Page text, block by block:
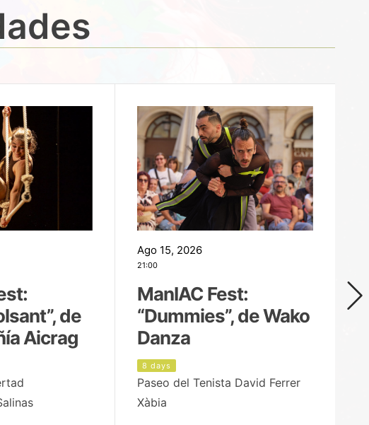
de
Aicrag
Ago 15, 2026
21:00
ManIAC Fest:
“Dummies”, de Wako
Danza
8 days
Paseo del Tenista David Ferrer
Xàbia